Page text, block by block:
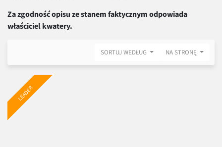
Za zgodność opisu ze stanem faktycznym odpowiada
właściciel kwatery.
SORTUJ WEDŁUG NA STRONĘ
LEADER